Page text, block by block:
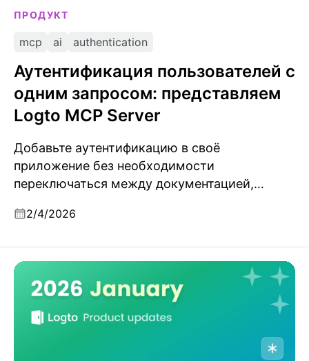
ПРОДУКТ
mcp ai authentication
Аутентификация пользователей с
одним запросом: представляем
Logto MCP Server
Добавьте аутентификацию в своё
приложение без необходимости
переключаться между документацией,
2/4/2026
Обновления продукта Logto